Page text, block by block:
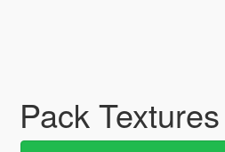
Pack